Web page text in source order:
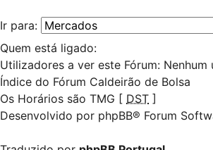
Ir para:
Quem está ligado:
Utilizadores a ver este Fórum:
Índice do Fórum Caldeirão de Bolsa
Os Horários são TMG [ DST ]
Desenvolvido por phpBB® Forum